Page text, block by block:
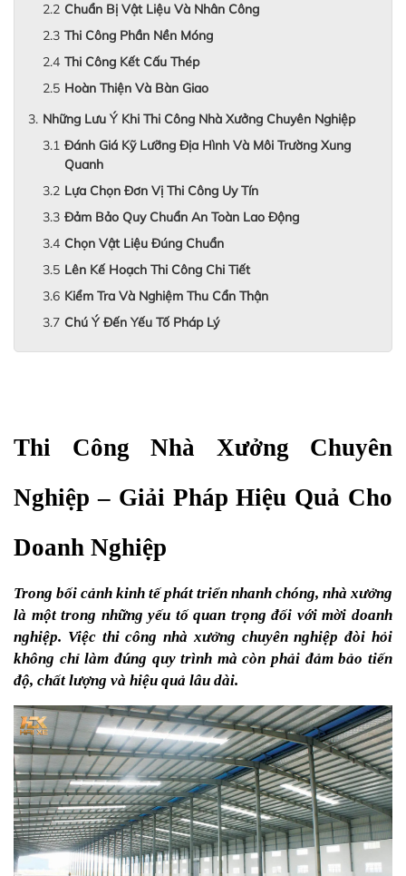
Chuẩn Bị Vật Liệu Và Nhân Công
Thi Công Phần Nền Móng
Thi Công Kết Cấu Thép
Hoàn Thiện Và Bàn Giao
Những Lưu Ý Khi Thi Công Nhà Xưởng Chuyên Nghiệp
Đánh Giá Kỹ Lưỡng Địa Hình Và Môi Trường Xung
Quanh
Lựa Chọn Đơn Vị Thi Công Uy Tín
Đảm Bảo Quy Chuẩn An Toàn Lao Động
Chọn Vật Liệu Đúng Chuẩn
Lên Kế Hoạch Thi Công Chi Tiết
Kiểm Tra Và Nghiệm Thu Cẩn Thận
Chú Ý Đến Yếu Tố Pháp Lý
Thi Công Nhà Xưởng Chuyên
Nghiệp – Giải Pháp Hiệu Quả Cho
Doanh Nghiệp
Trong bối cảnh kinh tế phát triển nhanh chóng, nhà xưởng
là một trong những yếu tố quan trọng đối với mời doanh
nghiệp. Việc thi công nhà xưởng chuyên nghiệp đòi hỏi
không chỉ làm đúng quy trình mà còn phải đảm bảo tiến
độ, chất lượng và hiệu quả lâu dài.